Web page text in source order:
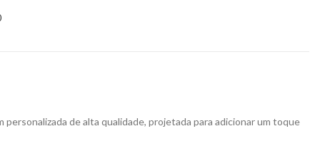
de alta qualidade, projetada para adicionar um toque